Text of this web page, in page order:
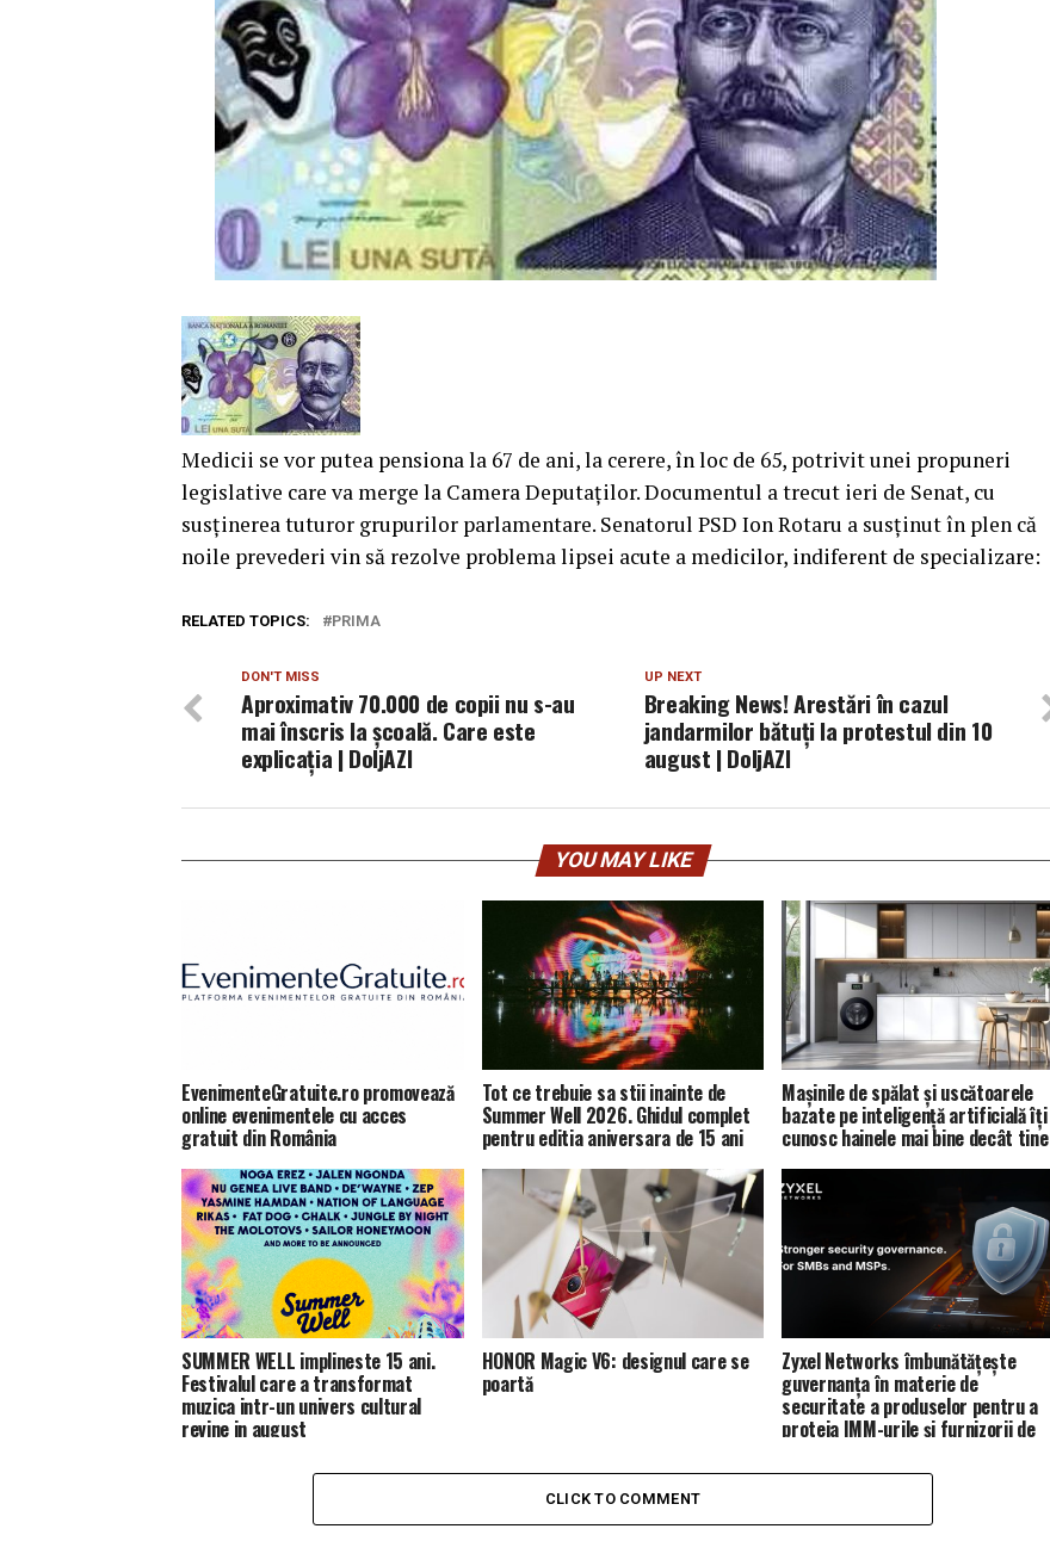
Medicii se vor putea pensiona la 67 de ani, la cerere, în loc de 65, potrivit unei propuneri
legislative care va merge la Camera Deputaţilor. Documentul a trecut ieri de Senat, cu
susţinerea tuturor grupurilor parlamentare. Senatorul PSD Ion Rotaru a susţinut în plen că
noile prevederi vin să rezolve problema lipsei acute a medicilor, indiferent de specializare:
RELATED TOPICS: PRIMA
UP NEXT
Breaking News! Arestări în cazul
jandarmilor bătuți la protestul din 10
august | DoljAZI
DON'T MISS
Aproximativ 70.000 de copii nu s-au
mai înscris la școală. Care este
explicația | DoljAZI
YOU MAY LIKE
EvenimenteGratuite.ro promovează
online evenimentele cu acces
gratuit din România
Tot ce trebuie sa stii inainte de
Summer Well 2026. Ghidul complet
pentru editia aniversara de 15 ani
Mașinile de spălat și uscătoarele
bazate pe inteligență artificială îți
cunosc hainele mai bine decât tine
SUMMER WELL implineste 15 ani.
Festivalul care a transformat
muzica intr-un univers cultural
revine in august
HONOR Magic V6: designul care se
poartă
Zyxel Networks îmbunătățește
guvernanța în materie de
securitate a produselor pentru a
proteja IMM-urile și furnizorii de
CLICK TO COMMENT